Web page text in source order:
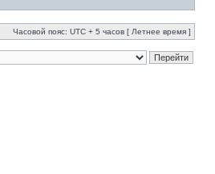
Часовой пояс: UTC + 5 часов [ Летнее время ]